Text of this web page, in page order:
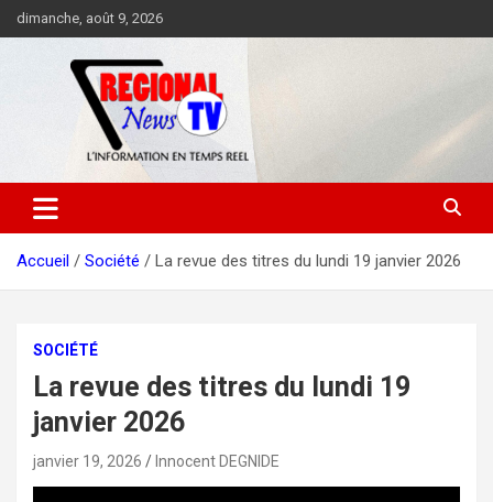
Aller
au
dimanche, août 9, 2026
Accueil Société La revue des titres du lundi 19 janvier 2026
SOCIÉTÉ
La revue des titres du lundi 19
janvier 2026
janvier 19, 2026 Innocent DEGNIDE